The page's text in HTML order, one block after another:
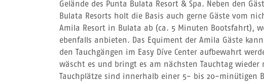
Gelände des Punta Bulata Resort & Spa. Neben den
Bulata Resorts holt die Basis auch gerne Gäste vom
Amila Resort in Bulata ab (ca. 5 Minuten Bootsfahrt),
ebenfalls anbieten. Das Equiment der Amila Gäste
den Tauchgängen im Easy Díve Center aufbewahrt
wäscht es und bringt es am nächsten Tauchtag
Tauchplätze sind innerhalb einer 5- bis 20-minütigen